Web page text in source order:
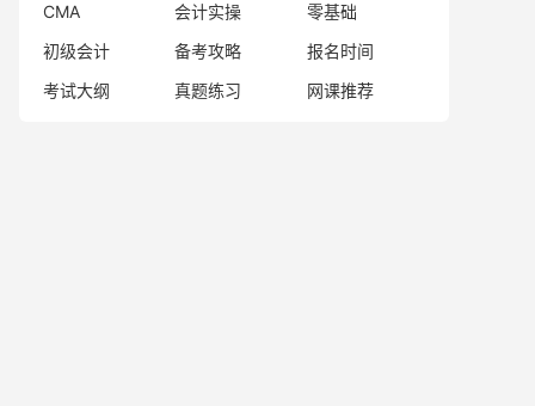
CMA
会计实操
零基础
初级会计
备考攻略
报名时间
考试大纲
真题练习 网课推荐